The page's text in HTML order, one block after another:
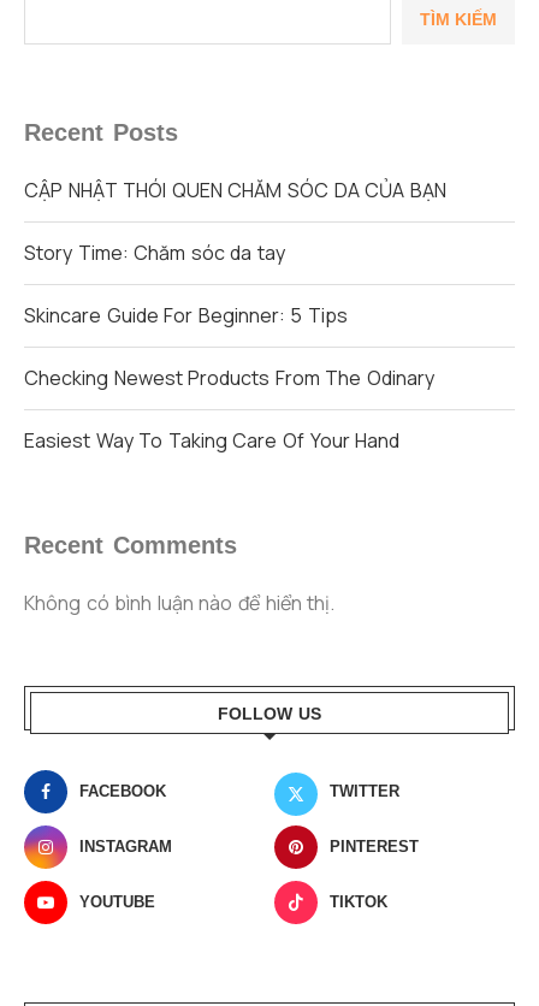
TÌM KIẾM
Recent Posts
CẬP NHẬT THÓI QUEN CHĂM SÓC DA CỦA BẠN
Story Time: Chăm sóc da tay
Skincare Guide For Beginner: 5 Tips
Checking Newest Products From The Odinary
Easiest Way To Taking Care Of Your Hand
Recent Comments
Không có bình luận nào để hiển thị.
FOLLOW US
FACEBOOK TWITTER
INSTAGRAM PINTEREST
YOUTUBE TIKTOK